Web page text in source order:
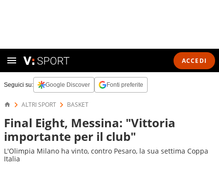
ACCEDI
Seguici su: Google Discover Fonti preferite
ALTRI SPORT BASKET
Final Eight, Messina: "Vittoria
importante per il club"
L'Olimpia Milano ha vinto, contro Pesaro, la sua settima Coppa
Italia